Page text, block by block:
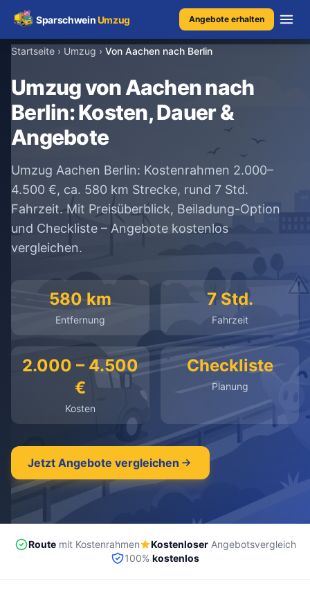
SparschweinUmzug Angebote erhalten
Umzugskosten
Kostenrechner
Ratgeber
Erfahrungen
Kostenlose Beratung
+49 1579 2639409
kostenlos unverbindlich 100% kostenlos
Startseite › Umzug › Von Aachen nach Berlin
Umzug von Aachen nach
Berlin: Kosten, Dauer &
Angebote
Umzug Aachen Berlin: Kostenrahmen 2.000–
4.500 €, ca. 580 km Strecke, rund 7 Std.
Fahrzeit. Mit Preisüberblick, Beiladung-Option
und Checkliste – Angebote kostenlos
vergleichen.
580 km
Entfernung
7 Std.
Fahrzeit
2.000 – 4.500
€
Kosten
Checkliste
Planung
Jetzt Angebote vergleichen
Routemit Kostenrahmen KostenloserAngebotsvergleich
100% kostenlos